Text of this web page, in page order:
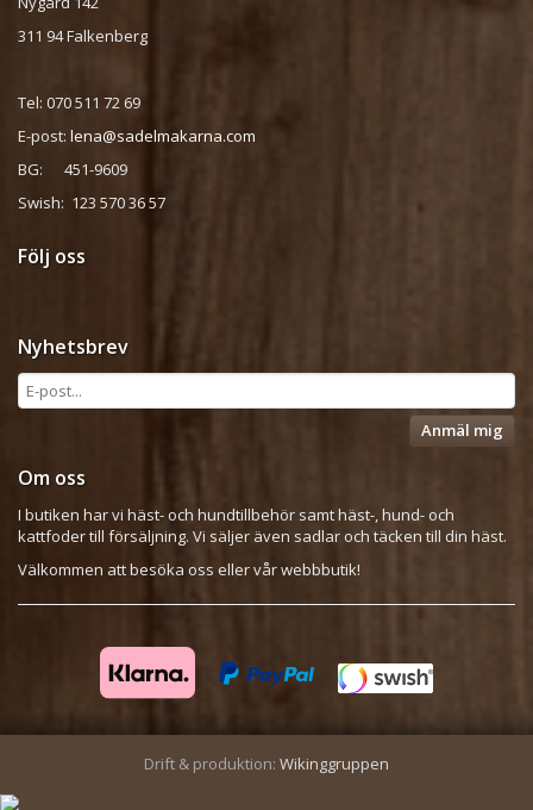
311 94 Falkenberg
Tel: 070 511 72 69
E-post: lena@sadelmakarna.com
BG: 451-9609
Swish: 123 570 36 57
Följ oss
Nyhetsbrev
Anmäl mig
Om oss
I butiken har vi häst- och hundtillbehör samt häst-, hund- och
kattfoder till försäljning. Vi säljer även sadlar och täcken till din häst.
Välkommen att besöka oss eller vår webbbutik!
Drift & produktion: Wikinggruppen